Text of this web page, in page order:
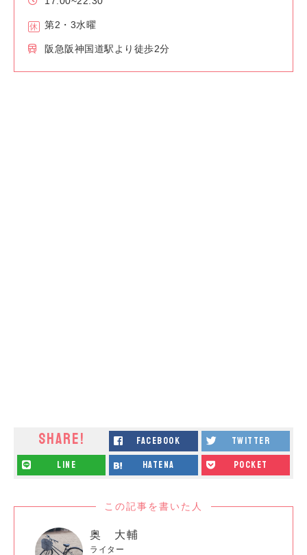
第2・3水曜
阪急阪神国道駅より徒歩2分
SHARE! facebook twitter
line hatena pocket
この記事を書いた人
奥 大輔
ライター